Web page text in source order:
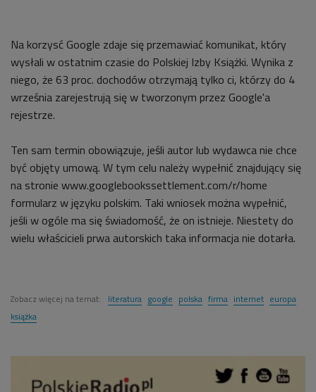
Na korzysć Google zdaje się przemawiać komunikat, który
wysłali w ostatnim czasie do Polskiej Izby Książki. Wynika z
niego, że 63 proc. dochodów otrzymają tylko ci, którzy do 4
września zarejestrują się w tworzonym przez Google'a
rejestrze.
Ten sam termin obowiązuje, jeśli autor lub wydawca nie chce
być objęty umową. W tym celu należy wypełnić znajdujący się
na stronie www.googlebookssettlement.com/r/home
formularz w języku polskim. Taki wniosek można wypełnić,
jeśli w ogóle ma się świadomość, że on istnieje. Niestety do
wielu właścicieli prwa autorskich taka informacja nie dotarła.
Zobacz więcej na temat: literatura google polska firma internet europa
książka